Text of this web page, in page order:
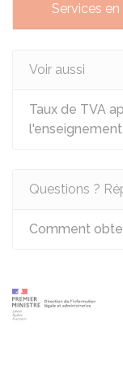
Services
Voir aussi
Taux de TVA
l'enseignement
Questions ?
Comment